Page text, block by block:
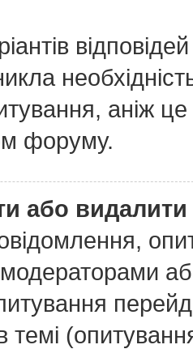
аніж
форуму.
або
модераторами
темі